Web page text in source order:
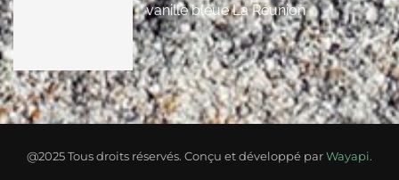
vanille bleue La Réunion
@2025 Tous droits réservés. Conçu et développé parWayapi.